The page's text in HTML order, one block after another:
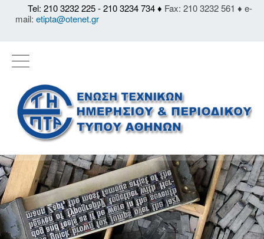
Tel: 210 3232 225 - 210 3234 734 ♦ Fax: 210 3232 561 ♦ e-
mail: etipta@otenet.gr